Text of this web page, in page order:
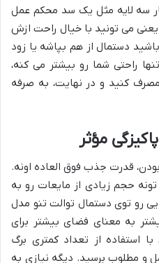
سه لایه مثل یک سد محکم عمل
می تونید با خیال راحت ازش
دستمال از هم بپاشه یا زود
راحتی شما رو بیشتر می کنه،
کنید و در نهایت، به صرفه
مؤثر
قدرت جذب فوق العاده اونه.
حجم زیادی از مایعات رو به
رو توی دستمال توالت تنو مدل
به معنای فضای بیشتر برای
استفاده از تعداد کمتری برگ
و مطلوب برسید. دیگه نیازی به